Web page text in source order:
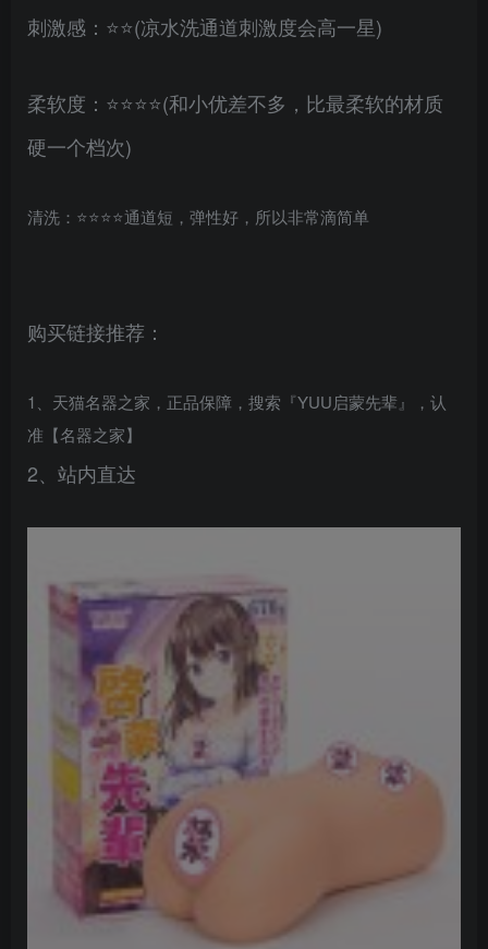
‌刺激感：⭐⭐(凉水洗通道刺激度会高一星)
‌柔软度：⭐⭐⭐⭐(和小优差不多，比最柔软的材质
硬一个档次)
‌清洗：⭐⭐⭐⭐通道短，弹性好，所以非常滴简单
购买链接推荐：
1、天猫名器之家，正品保障，搜索『YUU启蒙先辈』，认
准【名器之家】
2、站内直达